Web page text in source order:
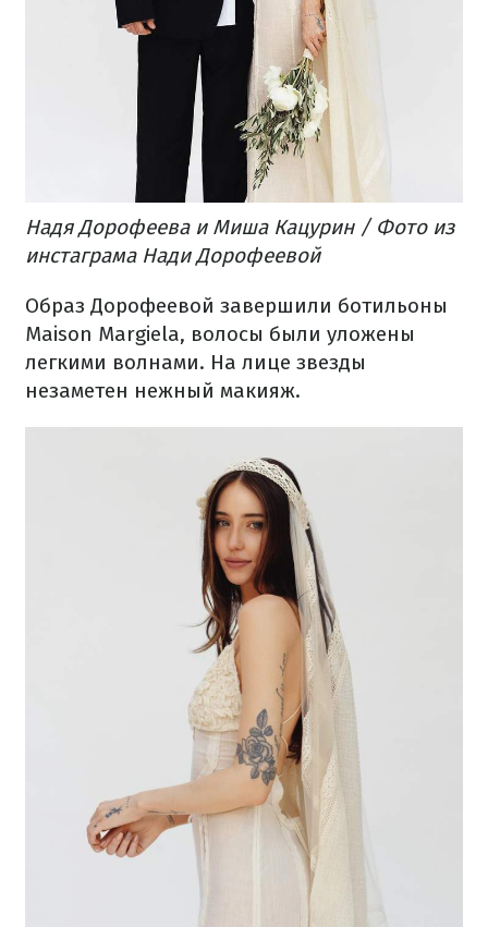
Надя Дорофеева и Миша Кацурин / Фото из
инстаграма Нади Дорофеевой
Образ Дорофеевой завершили ботильоны
Maison Margiela, волосы были уложены
легкими волнами. На лице звезды
незаметен нежный макияж.